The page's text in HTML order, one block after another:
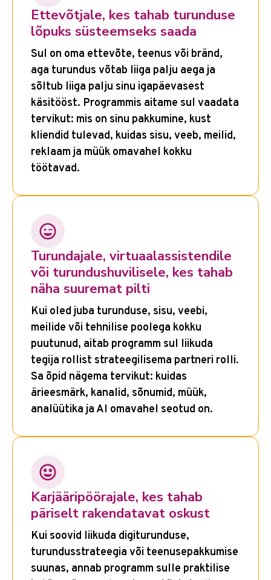
Ettevõtjale, kes tahab turunduse
lõpuks süsteemseks saada
Sul on oma ettevõte, teenus või bränd,
aga turundus võtab liiga palju aega ja
sõltub liiga palju sinu igapäevasest
käsitööst. Programmis aitame sul vaadata
tervikut: mis on sinu pakkumine, kust
kliendid tulevad, kuidas sisu, veeb, meilid,
reklaam ja müük omavahel kokku
töötavad.
Turundajale, virtuaalassistendile
või turundushuvilisele, kes tahab
näha suuremat pilti
Kui oled juba turunduse, sisu, veebi,
meilide või tehnilise poolega kokku
puutunud, aitab programm sul liikuda
tegija rollist strateegilisema partneri rolli.
Sa õpid nägema tervikut: kuidas
ärieesmärk, kanalid, sõnumid, müük,
analüütika ja AI omavahel seotud on.
Karjääripöörajale, kes tahab
päriselt rakendatavat oskust
Kui soovid liikuda digiturunduse,
turundusstrateegia või teenusepakkumise
suunas, annab programm sulle praktilise